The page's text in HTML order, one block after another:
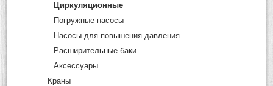
Циркуляционные
Погружные насосы
Насосы для повышения давления
Расширительные баки
Аксессуары
Краны